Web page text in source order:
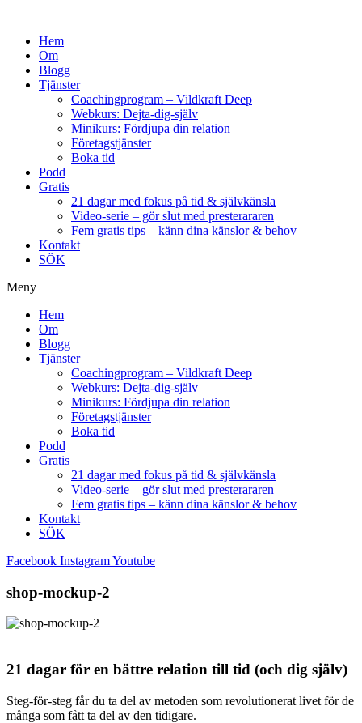
Hem
Om
Blogg
Tjänster
Coachingprogram – Vildkraft Deep
Webkurs: Dejta-dig-själv
Minikurs: Fördjupa din relation
Företagstjänster
Boka tid
Podd
Gratis
21 dagar med fokus på tid & självkänsla
Video-serie – gör slut med presterararen
Fem gratis tips – känn dina känslor & behov
Kontakt
SÖK
Meny
Hem
Om
Blogg
Tjänster
Coachingprogram – Vildkraft Deep
Webkurs: Dejta-dig-själv
Minikurs: Fördjupa din relation
Företagstjänster
Boka tid
Podd
Gratis
21 dagar med fokus på tid & självkänsla
Video-serie – gör slut med presterararen
Fem gratis tips – känn dina känslor & behov
Kontakt
SÖK
Facebook InstagramYoutube
shop-mockup-2
21 dagar för en bättre relation till tid (och dig själv)
Steg-för-steg får du ta del av metoden som revolutionerat livet för de
många som fått ta del av den tidigare.